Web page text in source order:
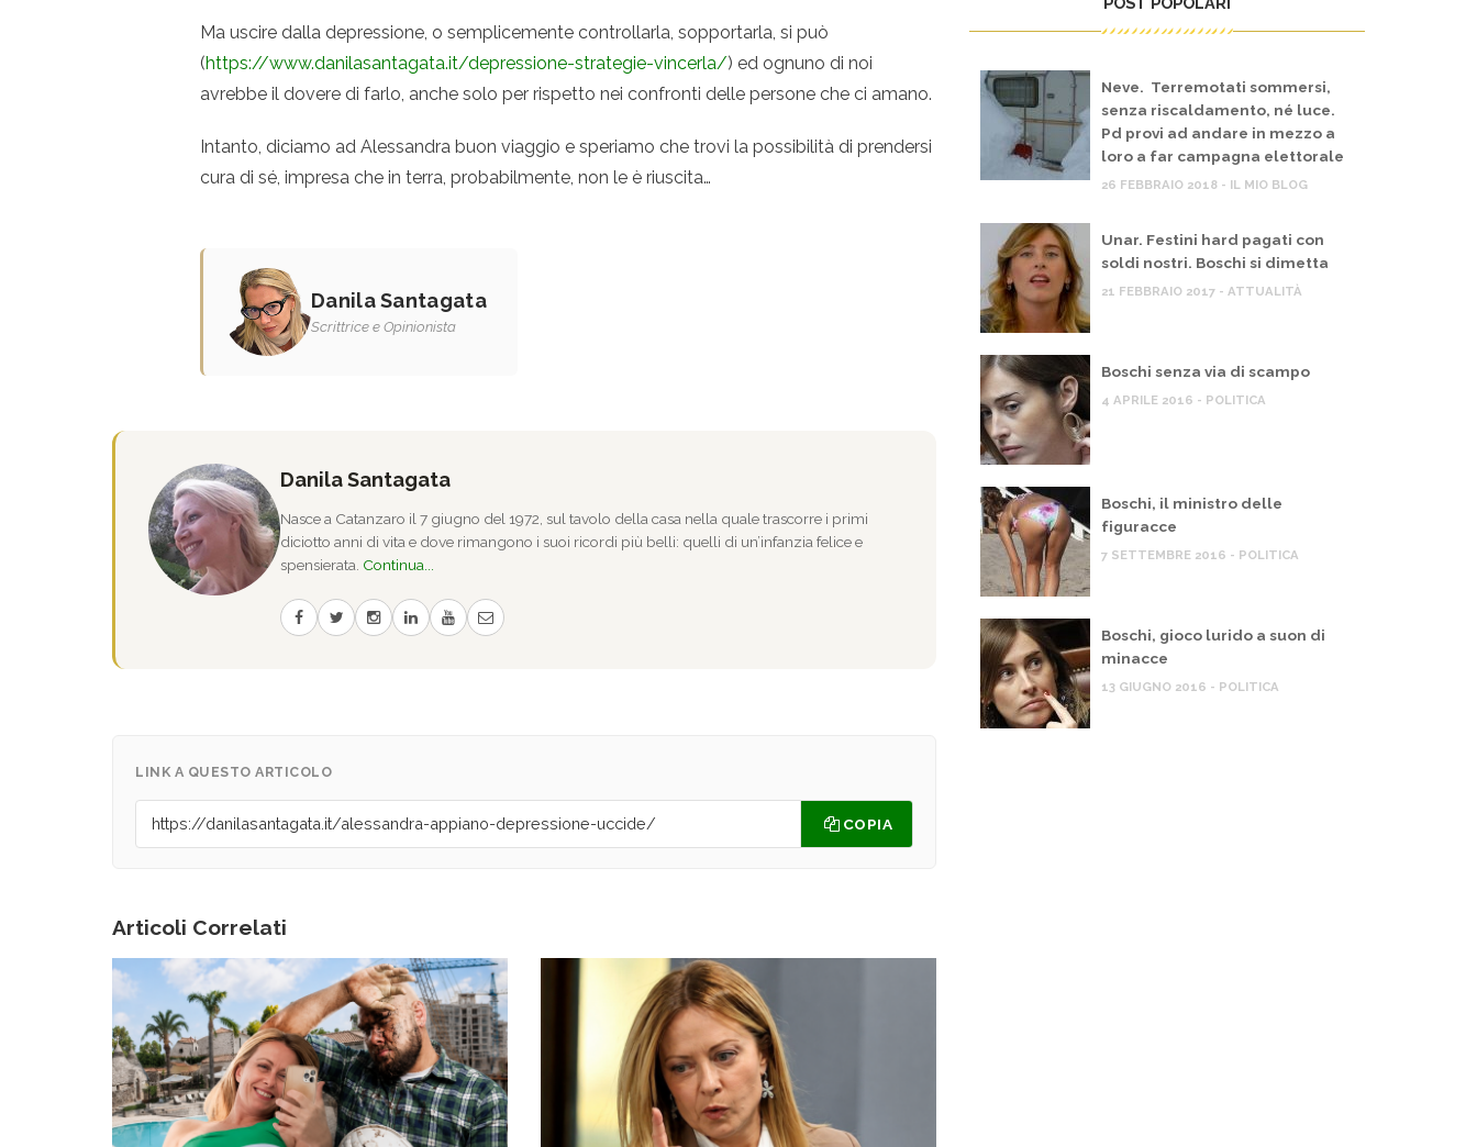
Ma uscire dalla depressione, o semplicemente controllarla, sopportarla, si può
(https://www.danilasantagata.it/depressione-strategie-vincerla/) ed ognuno di noi
avrebbe il dovere di farlo, anche solo per rispetto nei confronti delle persone che ci amano.
Intanto, diciamo ad Alessandra buon viaggio e speriamo che trovi la possibilità di prendersi
cura di sé, impresa che in terra, probabilmente, non le è riuscita…
Danila Santagata
Scrittrice e Opinionista
Danila Santagata
Nasce a Catanzaro il 7 giugno del 1972, sul tavolo della casa nella quale trascorre i primi
diciotto anni di vita e dove rimangono i suoi ricordi più belli: quelli di un’infanzia felice e
spensierata. Continua...
LINK A QUESTO ARTICOLO
COPIA
Articoli Correlati
Neve. Terremotati sommersi,
senza riscaldamento, né luce.
Pd provi ad andare in mezzo a
loro a far campagna elettorale
26 FEBBRAIO 2018 - IL MIO BLOG
Unar. Festini hard pagati con
soldi nostri. Boschi si dimetta
21 FEBBRAIO 2017 - ATTUALITÀ
Boschi senza via di scampo
4 APRILE 2016 - POLITICA
Boschi, il ministro delle
figuracce
7 SETTEMBRE 2016 - POLITICA
Boschi, gioco lurido a suon di
minacce
13 GIUGNO 2016 - POLITICA